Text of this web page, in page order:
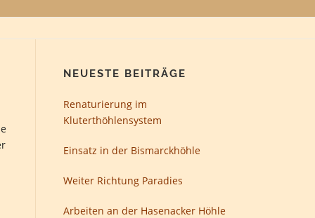
NEUESTE BEITRÄGE
Renaturierung im
Kluterthöhlensystem
Einsatz in der Bismarckhöhle
Weiter Richtung Paradies
Arbeiten an der Hasenacker Höhle